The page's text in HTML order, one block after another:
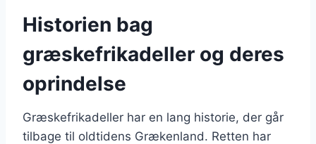
Historien bag
græskefrikadeller og deres
oprindelse
Græskefrikadeller har en lang historie, der går
tilbage til oldtidens Grækenland. Retten har